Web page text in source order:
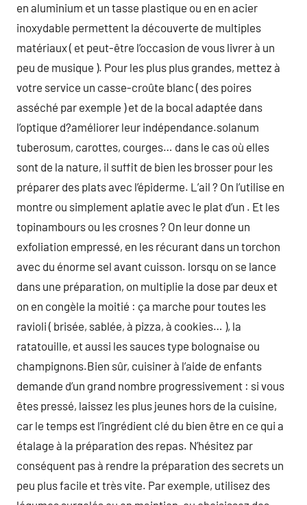
en aluminium et un tasse plastique ou en en acier
inoxydable permettent la découverte de multiples
matériaux ( et peut-être l’occasion de vous livrer à un
peu de musique ). Pour les plus plus grandes, mettez à
votre service un casse-croûte blanc ( des poires
asséché par exemple ) et de la bocal adaptée dans
l’optique d?améliorer leur indépendance.solanum
tuberosum, carottes, courges… dans le cas où elles
sont de la nature, il suffit de bien les brosser pour les
préparer des plats avec l’épiderme. L’ail ? On l’utilise en
montre ou simplement aplatie avec le plat d’un . Et les
topinambours ou les crosnes ? On leur donne un
exfoliation empressé, en les récurant dans un torchon
avec du énorme sel avant cuisson. lorsqu on se lance
dans une préparation, on multiplie la dose par deux et
on en congèle la moitié : ça marche pour toutes les
ravioli ( brisée, sablée, à pizza, à cookies… ), la
ratatouille, et aussi les sauces type bolognaise ou
champignons.Bien sûr, cuisiner à l’aide de enfants
demande d’un grand nombre progressivement : si vous
êtes pressé, laissez les plus jeunes hors de la cuisine,
car le temps est l’ingrédient clé du bien être en ce qui a
étalage à la préparation des repas. N’hésitez par
conséquent pas à rendre la préparation des secrets un
peu plus facile et très vite. Par exemple, utilisez des